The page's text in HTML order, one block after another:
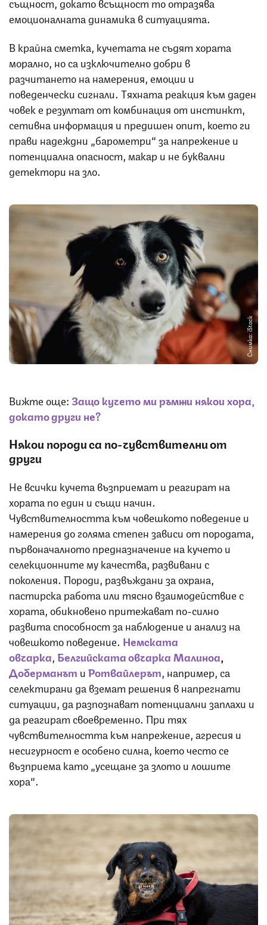
емоционалната динамика в ситуацията.
В крайна сметка, кучетата не съдят хората
морално, но са изключително добри в
разчитането на намерения, емоции и
поведенчески сигнали. Тяхната реакция към даден
човек е резултат от комбинация от инстинкт,
сетивна информация и предишен опит, което ги
прави надеждни „барометри“ за напрежение и
потенциална опасност, макар и не буквални
детектори на зло.
Снимка: iStock
Вижте още: Защо кучето ми ръмжи някои хора,
докато други не?
Някои породи са по-чувствителни от
други
Не всички кучета възприемат и реагират на
хората по един и същи начин.
Чувствителността към човешкото поведение и
намерения до голяма степен зависи от породата,
първоначалното предназначение на кучето и
селекционните му качества, развивани с
поколения. Породи, развъждани за охрана,
пастирска работа или тясно взаимодействие с
хората, обикновено притежават по-силно
развита способност за наблюдение и анализ на
човешкото поведение. Немската
овчарка, Белгийската овчарка Малиноа,
Доберманът иРотвайлерът, например, са
селектирани да вземат решения в напрегнати
ситуации, да разпознават потенциални заплахи и
да реагират своевременно. При тях
чувствителността към напрежение, агресия и
несигурност е особено силна, което често се
възприема като „усещане за злото и лошите
хора“.